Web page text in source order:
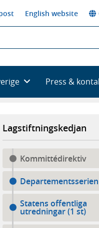
English website
Press &
Lagstiftningskedjan
Kommittédirektiv
Statens offentliga
utredningar (1 st)